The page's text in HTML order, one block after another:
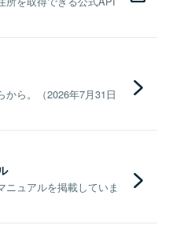
ら。（2026年7月31日
ュアルを掲載していま